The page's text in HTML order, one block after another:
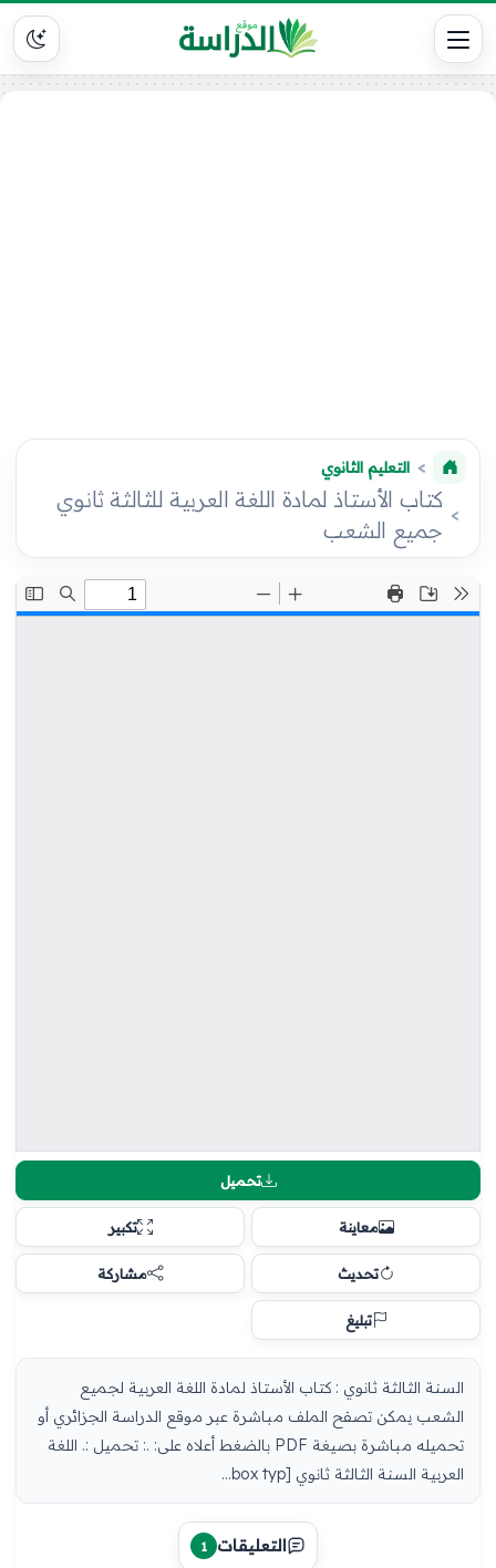
التعليم الثانوي
كتاب الأستاذ لمادة اللغة العربية للثالثة ثانوي
جميع الشعب
تحميل
معاينة تكبير
تحديث مشاركة
تبليغ
السنة الثالثة ثانوي : كتاب الأستاذ لمادة اللغة العربية لجميع
الشعب يمكن تصفح الملف مباشرة عبر موقع الدراسة الجزائري أو
تحميله مباشرة بصيغة PDF بالضغط أعلاه على: .: تحميل :. اللغة
العربية السنة الثالثة ثانوي [box typ...
التعليقات 1